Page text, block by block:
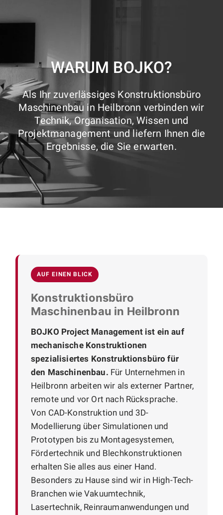
WARUM BOJKO?
Als Ihr zuverlässiges Konstruktionsbüro
Maschinenbau in Heilbronn verbinden wir
Technik, Organisation, Wissen und
Projektmanagement und liefern Ihnen die
Ergebnisse, die Sie erwarten.
AUF EINEN BLICK
Konstruktionsbüro
Maschinenbau in Heilbronn
BOJKO Project Management ist ein auf
mechanische Konstruktionen
spezialisiertes Konstruktionsbüro für
den Maschinenbau. Für Unternehmen in
Heilbronn arbeiten wir als externer Partner,
remote und vor Ort nach Rücksprache.
Von CAD-Konstruktion und 3D-
Modellierung über Simulationen und
Prototypen bis zu Montagesystemen,
Fördertechnik und Blechkonstruktionen
erhalten Sie alles aus einer Hand.
Besonders zu Hause sind wir in High-Tech-
Branchen wie Vakuumtechnik,
Lasertechnik, Reinraumanwendungen und